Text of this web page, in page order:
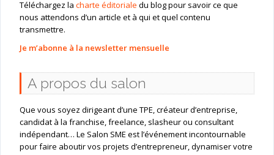
Téléchargez la charte éditoriale du blog pour savoir ce que
nous attendons d’un article et à qui et quel contenu
transmettre.
Je m’abonne à la newsletter mensuelle
A propos du salon
Que vous soyez dirigeant d’une TPE, créateur d’entreprise,
candidat à la franchise, freelance, slasheur ou consultant
indépendant… Le Salon SME est l’événement incontournable
pour faire aboutir vos projets d’entrepreneur, dynamiser votre